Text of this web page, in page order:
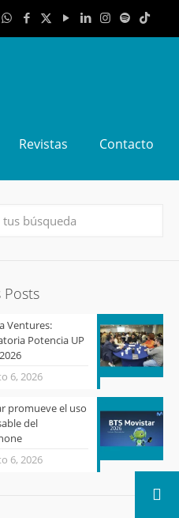
Revistas Contacto
Ventures:
Potencia UP
6, 2026
promueve el uso
del
6, 2026